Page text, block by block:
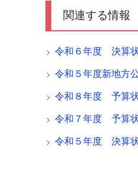
関連する情報
令和６年度 決算
令和５年度新地方
令和８年度 予算
令和７年度 予算
令和５年度 決算